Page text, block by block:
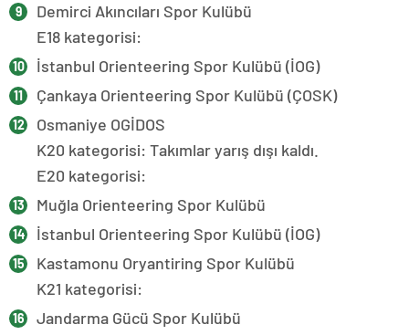
Demirci Akıncıları Spor Kulübü
E18 kategorisi:
İstanbul Orienteering Spor Kulübü (İOG)
Çankaya Orienteering Spor Kulübü (ÇOSK)
Osmaniye OGİDOS
K20 kategorisi: Takımlar yarış dışı kaldı.
E20 kategorisi:
Muğla Orienteering Spor Kulübü
İstanbul Orienteering Spor Kulübü (İOG)
Kastamonu Oryantiring Spor Kulübü
K21 kategorisi:
Jandarma Gücü Spor Kulübü